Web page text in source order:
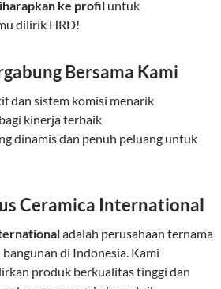
ke profil untuk
dilirik HRD!
Bersama Kami
dan sistem komisi menarik
kinerja terbaik
dinamis dan penuh peluang untuk
Ceramica International
adalah perusahaan ternama
di Indonesia. Kami
produk berkualitas tinggi dan